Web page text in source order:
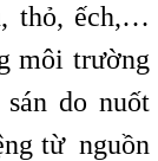
thỏ, ếch,…
môi trường
do nuốt
ttừ nguồn